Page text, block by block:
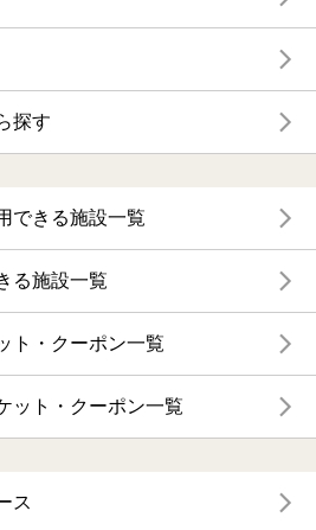
探す
できる施設一覧
る施設一覧
ト・クーポン一覧
ット・クーポン一覧
ス